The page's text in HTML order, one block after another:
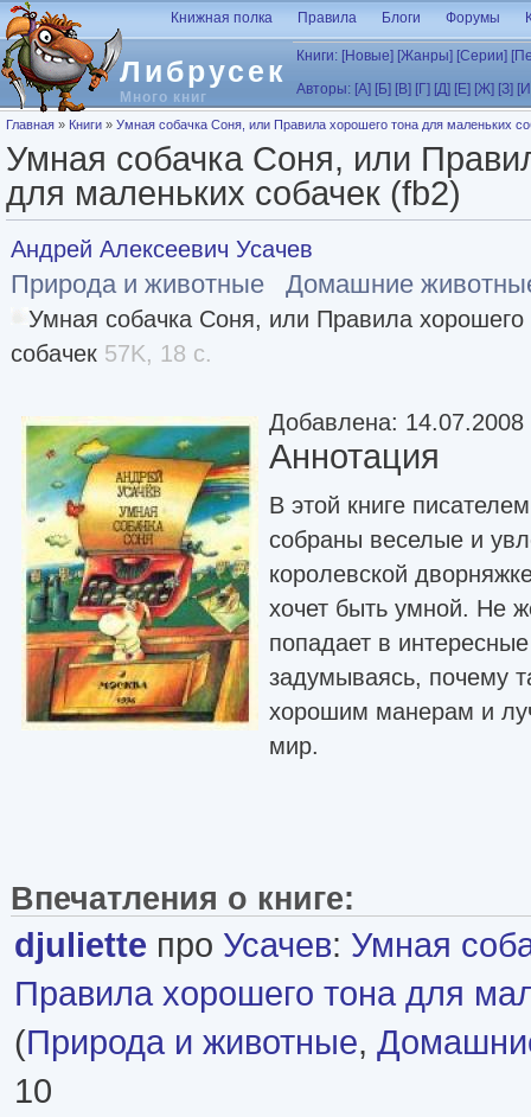
Перейти к основному содержанию
Либрусек
Много книг
Книжная полка Правила Блоги Форумы
Книги: [Новые] [Жанры] [Серии]
Авторы: [А] [Б] [В] [Г] [Д] [Е] [Ж] [З]
Вы здесь
Главная » Книги » Умная собачка Соня, или Правила хорошего тона для маленьких
Умная собачка Соня, или
для маленьких собачек (fb2)
Андрей Алексеевич Усачев
Природа и животные Домашние
Умная собачка Соня, или Правила хорошего
собачек 57K, 18 с.
Добавлена: 14.07.2008
Аннотация
В этой книге
собраны веселые и
королевской
хочет быть умной. Не
попадает в
задумываясь, почему
хорошим манерам и
мир.
Впечатления о книге:
djuliette про Усачев: Умная
Правила хорошего тона для
(Природа и животные,
10